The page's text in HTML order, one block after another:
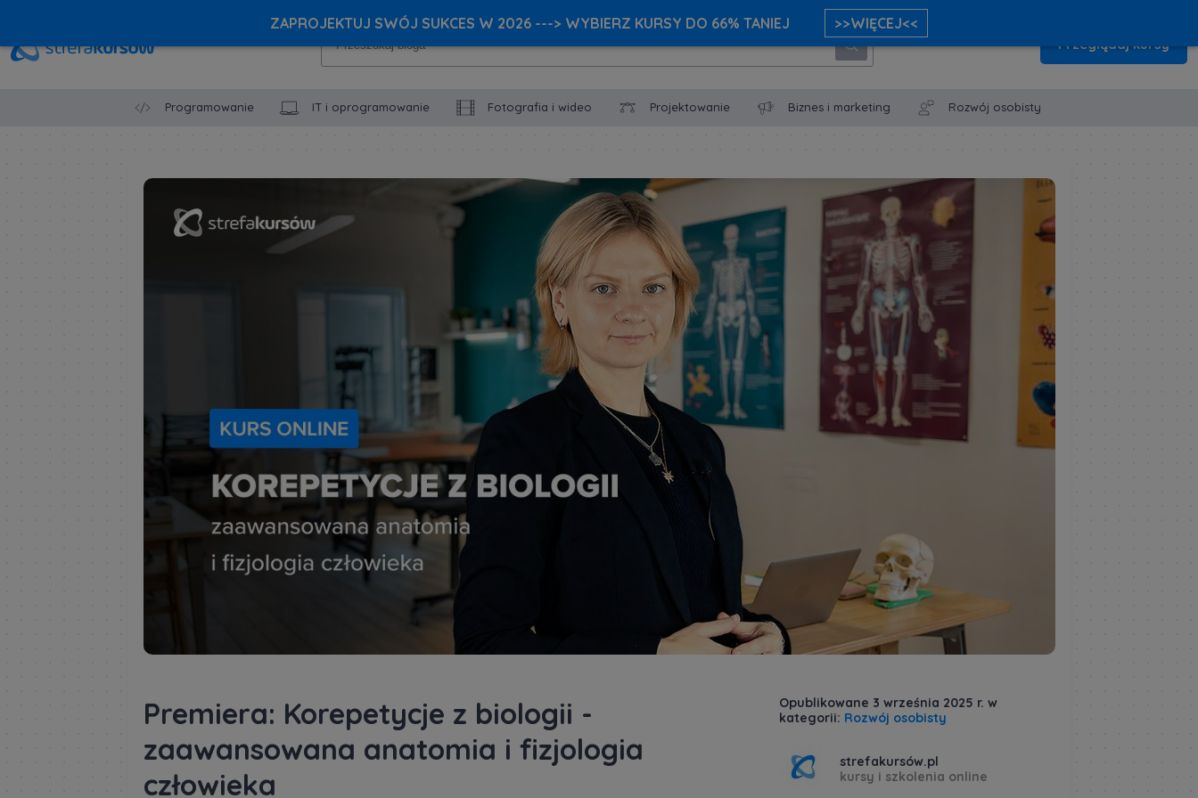
Przeglądaj kursy
Programowanie IT i oprogramowanie Fotografia i wideo Projektowanie Biznes i marketing Rozwój osobisty
Premiera: Korepetycje z biologii -
zaawansowana anatomia i fizjologia
człowieka
Opublikowane 3 września 2025 r. w
kategorii: Rozwój osobisty
strefakursów.pl
kursy i szkolenia online
ZAPROJEKTUJ SWÓJ SUKCES W 2026 ---> WYBIERZ KURSY DO 66% TANIEJ >>WIĘCEJ<<